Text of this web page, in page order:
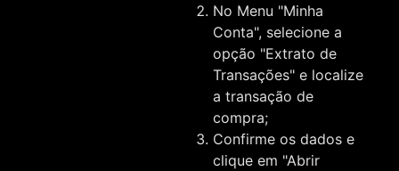
No Menu "Minha
Conta", selecione a
opção "Extrato de
Transações" e localize
a transação de
compra;
Confirme os dados e
clique em "Abrir